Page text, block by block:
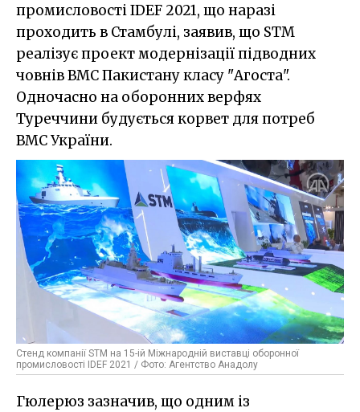
промисловості IDEF 2021, що наразі
проходить в Стамбулі, заявив, що STM
реалізує проект модернізації підводних
човнів ВМС Пакистану класу "Агоста".
Одночасно на оборонних верфях
Туреччини будується корвет для потреб
ВМС України.
Стенд компанії STM на 15-ій Міжнародній виставці оборонної
промисловості IDEF 2021 / Фото: Агентство Анадолу
Гюлерюз зазначив, що одним із